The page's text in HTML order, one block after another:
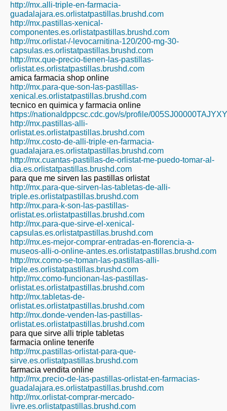
http://mx.alli-triple-en-farmacia-
guadalajara.es.orlistatpastillas.brushd.com
http://mx.pastillas-xenical-
componentes.es.orlistatpastillas.brushd.com
http://mx.orlistat-/-levocarnitina-120/200-mg-30-
capsulas.es.orlistatpastillas.brushd.com
http://mx.que-precio-tienen-las-pastillas-
orlistat.es.orlistatpastillas.brushd.com
amica farmacia shop online
http://mx.para-que-son-las-pastillas-
xenical.es.orlistatpastillas.brushd.com
tecnico en quimica y farmacia online
https://nationaldppcsc.cdc.gov/s/profile/
http://mx.pastillas-alli-
orlistat.es.orlistatpastillas.brushd.com
http://mx.costo-de-alli-triple-en-farmacia-
guadalajara.es.orlistatpastillas.brushd.com
http://mx.cuantas-pastillas-de-orlistat-me-puedo-tomar-al-
dia.es.orlistatpastillas.brushd.com
para que me sirven las pastillas orlistat
http://mx.para-que-sirven-las-tabletas-de-alli-
triple.es.orlistatpastillas.brushd.com
http://mx.para-k-son-las-pastillas-
orlistat.es.orlistatpastillas.brushd.com
http://mx.para-que-sirve-el-xenical-
capsulas.es.orlistatpastillas.brushd.com
http://mx.es-mejor-comprar-entradas-en-florencia-a-
museos-alli-o-online-antes.es.orlistatpastillas.brushd.com
http://mx.como-se-toman-las-pastillas-alli-
triple.es.orlistatpastillas.brushd.com
http://mx.como-funcionan-las-pastillas-
orlistat.es.orlistatpastillas.brushd.com
http://mx.tabletas-de-
orlistat.es.orlistatpastillas.brushd.com
http://mx.donde-venden-las-pastillas-
orlistat.es.orlistatpastillas.brushd.com
para que sirve alli triple tabletas
farmacia online tenerife
http://mx.pastillas-orlistat-para-que-
sirve.es.orlistatpastillas.brushd.com
farmacia vendita online
http://mx.precio-de-las-pastillas-orlistat-en-farmacias-
guadalajara.es.orlistatpastillas.brushd.com
http://mx.orlistat-comprar-mercado-
livre.es.orlistatpastillas.brushd.com